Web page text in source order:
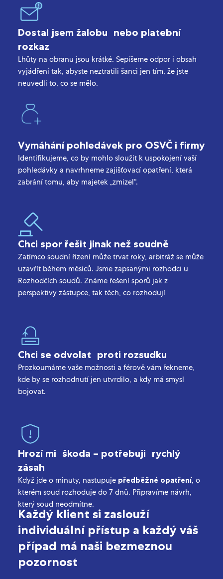
Každý klient si zaslouží
individuální přístup a každý váš
případ má naši bezmeznou
pozornost
Dostal jsem žalobu nebo platební
rozkaz
Lhůty na obranu jsou krátké. Sepíšeme odpor i obsah
vyjádření tak, abyste neztratili šanci jen tím, že jste
neuvedli to, co se mělo.
Vymáhání pohledávek pro OSVČ i firmy
Identifikujeme, co by mohlo sloužit k uspokojení vaší
pohledávky a navrhneme zajišťovací opatření, která
zabrání tomu, aby majetek „zmizel“.
Chci spor řešit jinak než soudně
Zatímco soudní řízení může trvat roky, arbitráž se může
uzavřít během měsíců. Jsme zapsanými rozhodci u
Rozhodčích soudů. Známe řešení sporů jak z
perspektivy zástupce, tak těch, co rozhodují
Chci se odvolat proti rozsudku
Prozkoumáme vaše možnosti a férově vám řekneme,
kde by se rozhodnutí jen utvrdilo, a kdy má smysl
bojovat.
Hrozí mi škoda – potřebuji rychlý
zásah
Když jde o minuty, nastupuje předběžné opatření, o
kterém soud rozhoduje do 7 dnů. Připravíme návrh,
který soud neodmítne.